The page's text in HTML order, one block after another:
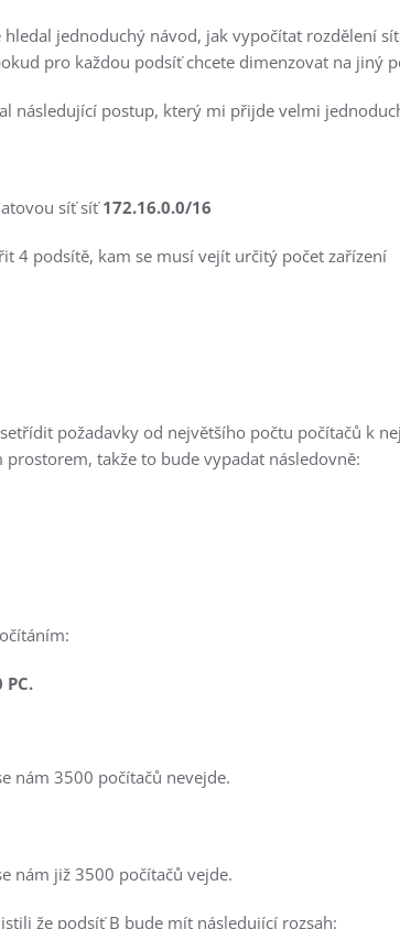
jednoduchý návod, jak vypočítat rozdělení
pro každou podsíť chcete dimenzovat na jiný
následující postup, který mi přijde velmi
síť síť172.16.0.0/16
4 podsítě, kam se musí vejít určitý počet zařízení
požadavky od největšího počtu počítačů k
takže to bude vypadat následovně:
PC.
nám 3500 počítačů nevejde.
nám již 3500 počítačů vejde.
že podsíť B bude mít následující rozsah: